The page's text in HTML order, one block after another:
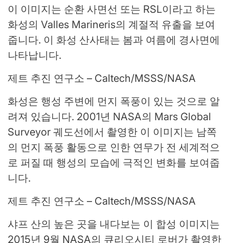
이 이미지는 순환 사면선 또는 RSL이라고 하는
화성의 Valles Marineris의 계절적 유출을 보여
줍니다. 이 화성 산사태는 봄과 여름에 경사면에
나타납니다.
제트 추진 연구소 – Caltech/MSSS/NASA
화성은 행성 주변에 먼지 폭풍이 있는 것으로 알
려져 있습니다. 2001년 NASA의 Mars Global
Surveyor 궤도선에서 촬영한 이 이미지는 남쪽
의 먼지 폭풍 활동으로 인한 연무가 전 세계적으
로 퍼질 때 행성의 모습에 극적인 변화를 보여줍
니다.
제트 추진 연구소 – Caltech/MSSS/NASA
샤프 산의 높은 곳을 내다보는 이 합성 이미지는
2015년 9월 NASA의 큐리오시티 로버가 촬영한